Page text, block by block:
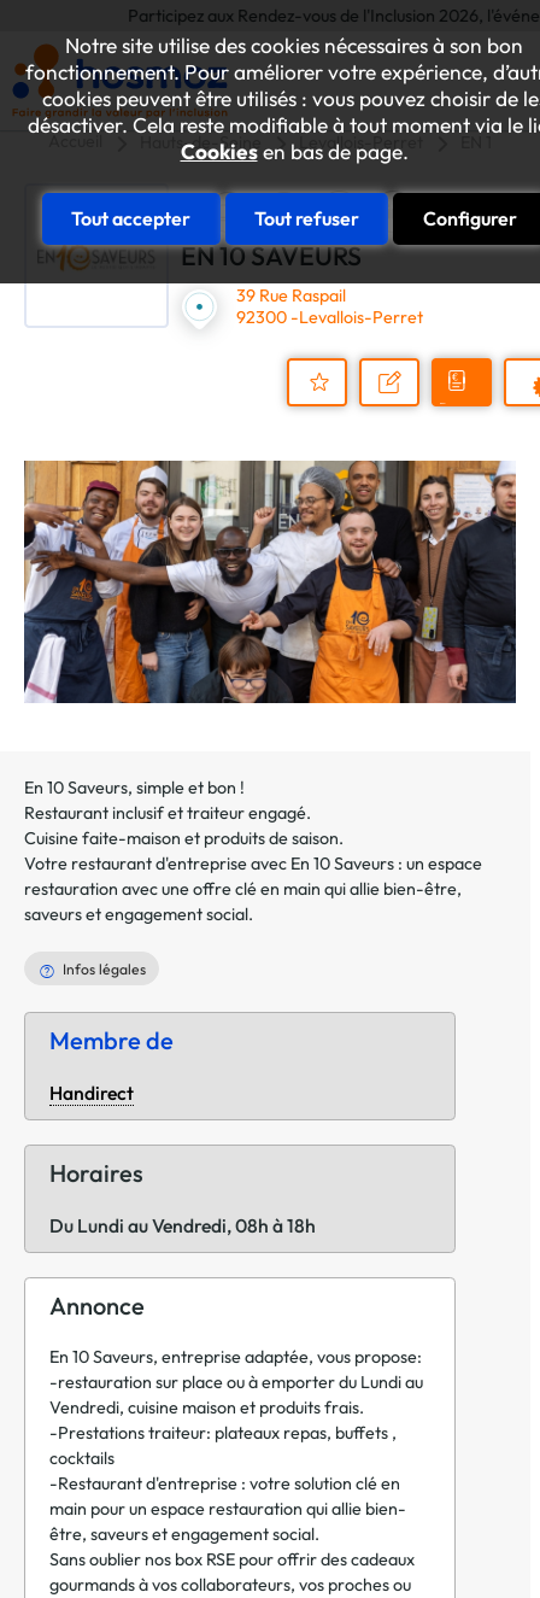
Notre site utilise des cookies nécessaires à son bon
fonctionnement. Pour améliorer votre expérience,
cookies peuvent être utilisés : vous pouvez choisir de
désactiver. Cela reste modifiable à tout moment via le
Cookiesen bas de page.
Tout accepter Tout refuser Configurer
Participez aux Rendez-vous de l'Inclusion 2026,
Accueil Hauts-de-Seine Levallois-Perret
EN 10 SAVEURS
39 Rue Raspail
92300 -Levallois-Perret
au
dossier
Nous
Demander
En 10 Saveurs, simple et bon !
Restaurant inclusif et traiteur engagé.
Cuisine faite-maison et produits de saison.
Votre restaurant d'entreprise avec En 10 Saveurs : un espace
restauration avec une offre clé en main qui allie bien-être,
saveurs et engagement social.
Infos légales
Membre de
Handirect
Horaires
Du Lundi au Vendredi, 08h à 18h
Annonce
En 10 Saveurs, entreprise adaptée, vous propose:
-restauration sur place ou à emporter du Lundi au
Vendredi, cuisine maison et produits frais.
-Prestations traiteur: plateaux repas, buffets ,
cocktails
-Restaurant d'entreprise : votre solution clé en
main pour un espace restauration qui allie bien-
être, saveurs et engagement social.
Sans oublier nos box RSE pour offrir des cadeaux
gourmands à vos collaborateurs, vos proches ou